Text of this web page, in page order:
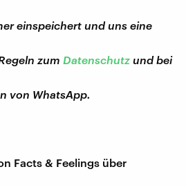
einspeichert und uns eine
zum Datenschutz und bei
von WhatsApp.
Facts & Feelings über